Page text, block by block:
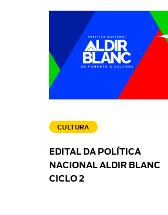
CULTURA
EDITAL DA POLÍTICA
NACIONAL ALDIR BLANC
CICLO 2